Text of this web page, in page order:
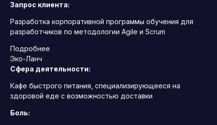
Запрос клиента:
Разработка корпоративной программы обучения для
разработчиков по методологии Agile и Scrum
Подробнее
Эко-Ланч
Сфера деятельности:
Кафе быстрого питания, специализирующееся на
здоровой еде с возможностью доставки
Боль: